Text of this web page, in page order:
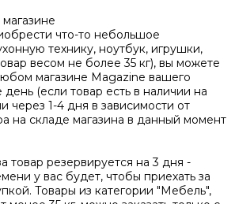
что-то небольшое
технику, ноутбук, игрушки,
весом не более 35 кг), вы можете
магазине Magazine вашего
(если товар есть в наличии на
через 1-4 дня в зависимости от
на складе магазина в данный момент
товар резервируется на 3 дня -
у вас будет, чтобы приехать за
Товары из категории "Мебель",